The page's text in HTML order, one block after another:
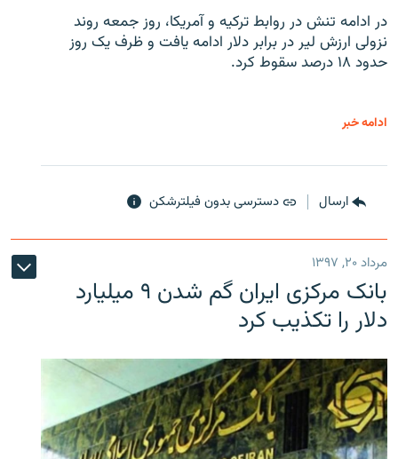
در ادامه تنش در روابط ترکیه و آمریکا، روز جمعه روند
نزولی ارزش لیر در برابر دلار ادامه یافت و ظرف یک روز
حدود ۱۸ درصد سقوط کرد.
ادامه خبر
ارسال دسترسی بدون فیلترشکن
مرداد ۲۰, ۱۳۹۷
بانک مرکزی ایران گم شدن ۹ میلیارد
دلار را تکذیب کرد